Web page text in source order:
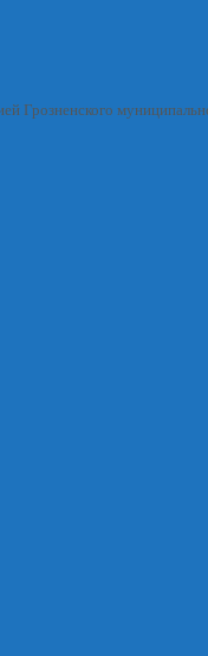
Грозненского